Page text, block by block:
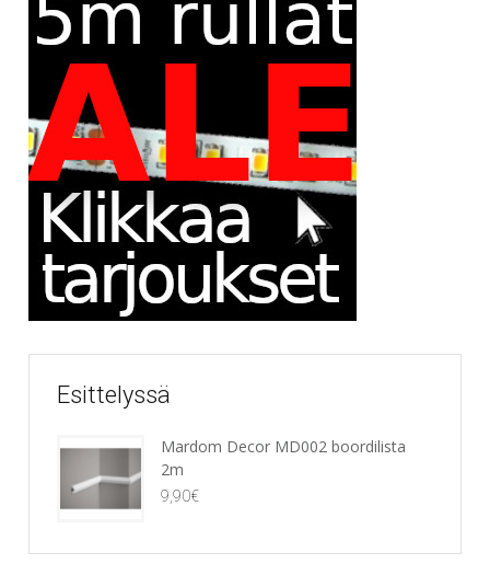
Esittelyssä
Mardom Decor MD002 boordilista
2m
9,90€